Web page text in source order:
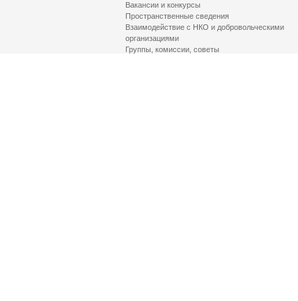
Вакансии и конкурсы
Пространственные сведения
Взаимодействие с НКО и добровольческими
организациями
Группы, комиссии, советы